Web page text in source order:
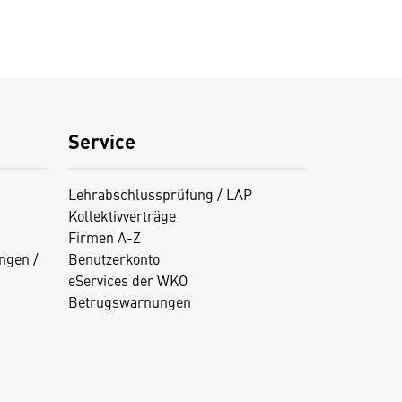
/
Service
Lehrabschlussprüfung / LAP
Kollektivverträge
Firmen A-Z
Benutzerkonto
eServices der WKO
Betrugswarnungen